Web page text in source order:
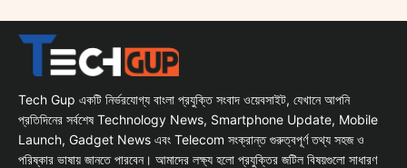
Tech Gup একটি নির্ভরযোগ্য বাংলা প্রযুক্তি সংবাদ ওয়েবসাইট, যেখানে আপনি
প্রতিদিনের সর্বশেষ Technology News, Smartphone Update, Mobile
Launch, Gadget News এবং Telecom সংক্রান্ত গুরুত্বপূর্ণ তথ্য সহজ ও
পরিষ্কার ভাষায় জানতে পারবেন। আমাদের লক্ষ্য হলো প্রযুক্তির জটিল বিষয়গুলো সাধারণ